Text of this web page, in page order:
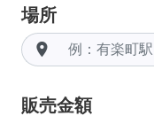
場所
room
販売金額